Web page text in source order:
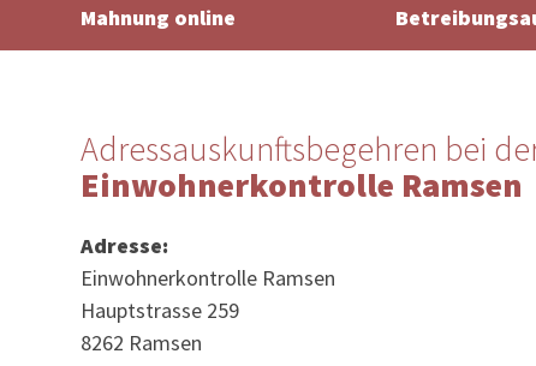
Mahnung online
Adressauskunftsbegehren bei
Einwohnerkontrolle Ramsen
Adresse:
Einwohnerkontrolle Ramsen
Hauptstrasse 259
8262 Ramsen